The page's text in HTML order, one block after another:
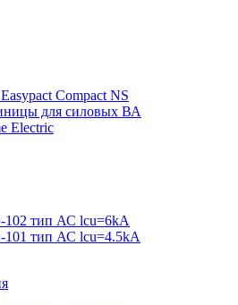
Compact NS
для силовых ВА
Electric
тип АС lcu=6kA
тип АС lcu=4.5kA